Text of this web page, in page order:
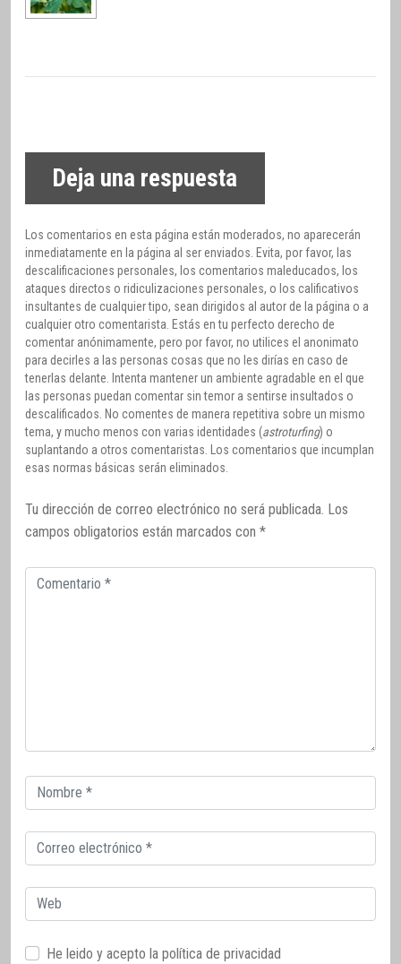
Deja una respuesta
Los comentarios en esta página están moderados, no aparecerán
inmediatamente en la página al ser enviados. Evita, por favor, las
descalificaciones personales, los comentarios maleducados, los
ataques directos o ridiculizaciones personales, o los calificativos
insultantes de cualquier tipo, sean dirigidos al autor de la página o a
cualquier otro comentarista. Estás en tu perfecto derecho de
comentar anónimamente, pero por favor, no utilices el anonimato
para decirles a las personas cosas que no les dirías en caso de
tenerlas delante. Intenta mantener un ambiente agradable en el que
las personas puedan comentar sin temor a sentirse insultados o
descalificados. No comentes de manera repetitiva sobre un mismo
tema, y mucho menos con varias identidades (astroturfing) o
suplantando a otros comentaristas. Los comentarios que incumplan
esas normas básicas serán eliminados.
Tu dirección de correo electrónico no será publicada. Los
campos obligatorios están marcados con *
Comentario
Correo
electrónico
Correo
electrónico
Web
He leido y acepto la política de privacidad